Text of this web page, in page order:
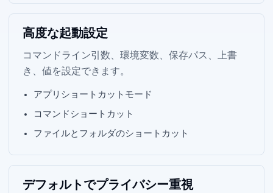
高度な起動設定
コマンドライン引数、環境変数、Web 保存パス、HOME 上書
き、Info.plist 値を設定できます。
Web アプリショートカットモード
コマンドショートカット
ファイルとフォルダのショートカット
デフォルトでプライバシー重視